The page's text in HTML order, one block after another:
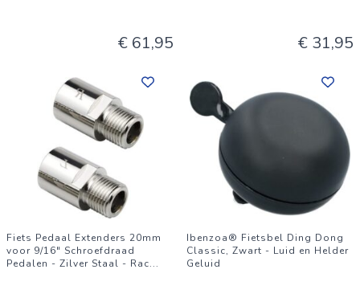
€ 61,95 € 31,95
Fiets Pedaal Extenders 20mm
voor 9/16" Schroefdraad
Pedalen - Zilver Staal - Rac...
Ibenzoa® Fietsbel Ding Dong
Classic, Zwart - Luid en Helder
Geluid